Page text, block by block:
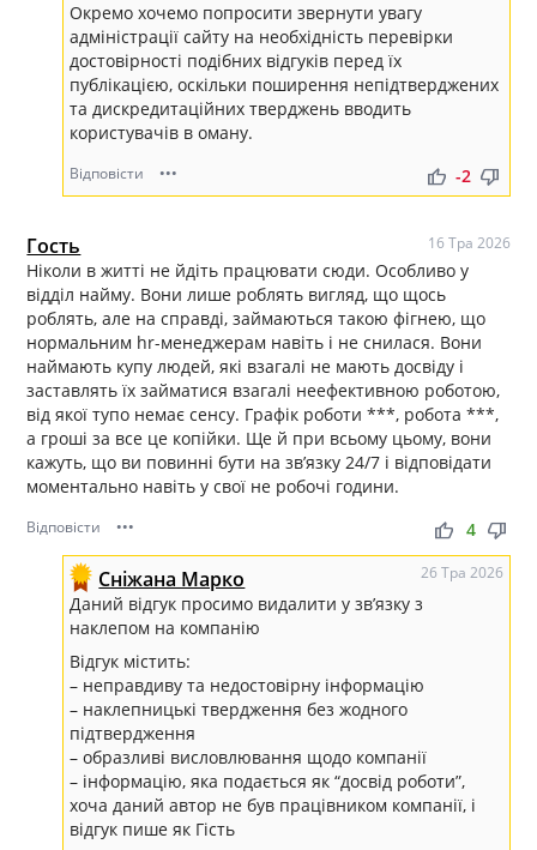
Окремо хочемо попросити звернути увагу
адміністрації сайту на необхідність перевірки
достовірності подібних відгуків перед їх
публікацією, оскільки поширення непідтверджених
та дискредитаційних тверджень вводить
користувачів в оману.
Відповісти ••• thumb_up thumb_down
-2
Гость 16 Тра 2026
Ніколи в житті не йдіть працювати сюди. Особливо у
відділ найму. Вони лише роблять вигляд, що щось
роблять, але на справді, займаються такою фігнею, що
нормальним hr-менеджерам навіть і не снилася. Вони
наймають купу людей, які взагалі не мають досвіду і
заставлять їх займатися взагалі неефективною роботою,
від якої тупо немає сенсу. Графік роботи ***, робота ***,
а гроші за все це копійки. Ще й при всьому цьому, вони
кажуть, що ви повинні бути на звʼязку 24/7 і відповідати
моментально навіть у свої не робочі години.
Відповісти ••• thumb_up thumb_down
4
Сніжана Марко 26 Тра 2026
Даний відгук просимо видалити у зв’язку з
наклепом на компанію
Відгук містить:
– неправдиву та недостовірну інформацію
– наклепницькі твердження без жодного
підтвердження
– образливі висловлювання щодо компанії
– інформацію, яка подається як “досвід роботи”,
хоча даний автор не був працівником компанії, і
відгук пише як Гість